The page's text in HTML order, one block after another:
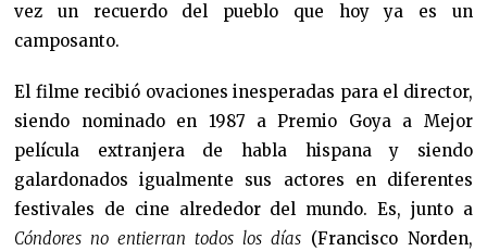
vez un recuerdo del pueblo que hoy ya es un
camposanto.
El filme recibió ovaciones inesperadas para el director,
siendo nominado en 1987 a Premio Goya a Mejor
película extranjera de habla hispana y siendo
galardonados igualmente sus actores en diferentes
festivales de cine alrededor del mundo. Es, junto a
Cóndores no entierran todos los días(Francisco Norden,